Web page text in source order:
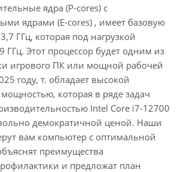
ядра (P-cores) с
ядрами (E-cores) , имеет базовую
ГГц, которая под нагрузкой
ГГц. Этот процессор будет одним из
игрового ПК или мощной рабочей
году, т. обладает высокой
которая в ряде задач
Intel Core i7-12700
демократичной ценой. Наши
вам компьютер с оптимальной
преимущества
и предложат план